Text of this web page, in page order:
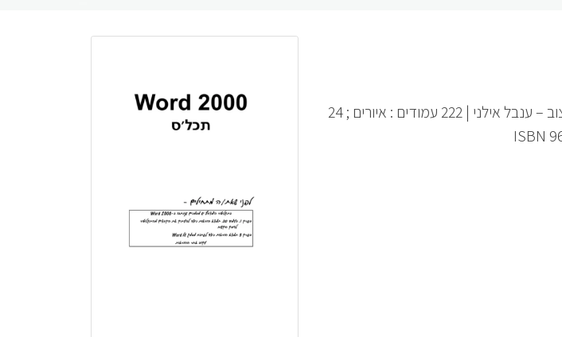
התאמה לגירסה 2000 – עריכה ועיצוב – ענבל אילני | 222 עמודים : איורים ; 24